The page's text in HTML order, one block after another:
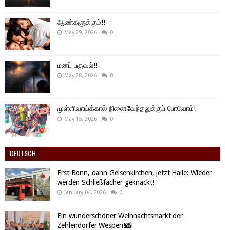
ஆண்களுக்கும்!!
May 29, 2026 0
மனப் பகுவல்!!
May 28, 2026 0
முள்ளிவாய்க்கால் நினைவேந்தலுக்குப் போவோம்!
May 15, 2026 0
DEUTSCH
Erst Bonn, dann Gelsenkirchen, jetzt Halle: Wieder
werden Schließfächer geknackt!
January 04, 2026 0
Ein wunderschöner Weihnachtsmarkt der
Zehlendorfer Wespen!📸